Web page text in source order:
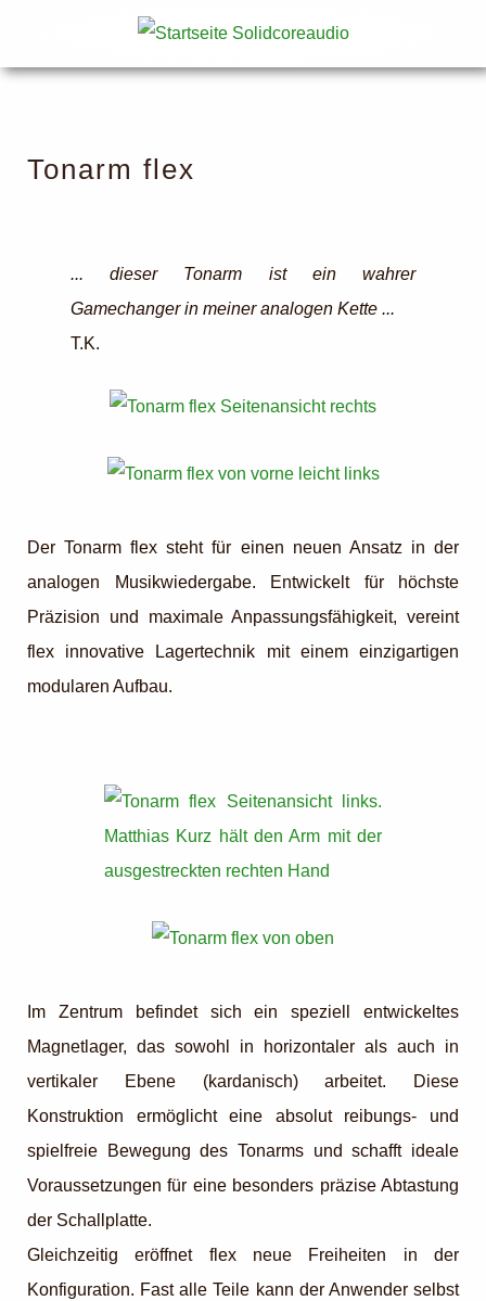
Tonarm flex
... dieser Tonarm ist ein wahrer
Gamechanger in meiner analogen Kette ...
T.K.
Der Tonarm flex steht für einen neuen Ansatz in der
analogen Musikwiedergabe. Entwickelt für höchste
Präzision und maximale Anpassungsfähigkeit, vereint
flex innovative Lagertechnik mit einem einzigartigen
modularen Aufbau.
Im Zentrum befindet sich ein speziell entwickeltes
Magnetlager, das sowohl in horizontaler als auch in
vertikaler Ebene (kardanisch) arbeitet. Diese
Konstruktion ermöglicht eine absolut reibungs- und
spielfreie Bewegung des Tonarms und schafft ideale
Voraussetzungen für eine besonders präzise Abtastung
der Schallplatte.
Gleichzeitig eröffnet flex neue Freiheiten in der
Konfiguration. Fast alle Teile kann der Anwender selbst